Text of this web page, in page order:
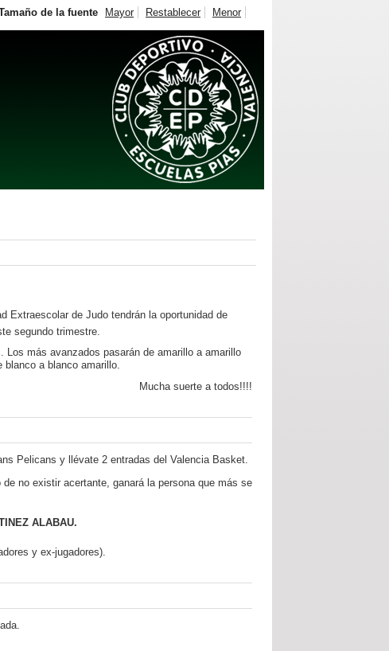
de la fuente Mayor Restablecer Menor
Extraescolar de Judo tendrán la oportunidad de
segundo trimestre.
más avanzados pasarán de amarillo a amarillo
blanco a blanco amarillo.
Mucha suerte a todos!!!!
Pelicans y llévate 2 entradas del Valencia Basket.
no existir acertante, ganará la persona que más se
ALABAU.
y ex-jugadores).